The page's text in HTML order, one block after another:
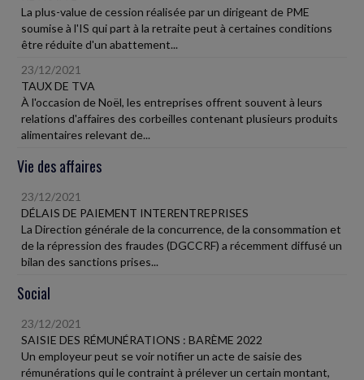
La plus-value de cession réalisée par un dirigeant de PME
soumise à l'IS qui part à la retraite peut à certaines conditions
être réduite d'un abattement...
23/12/2021
TAUX DE TVA
À l'occasion de Noël, les entreprises offrent souvent à leurs
relations d'affaires des corbeilles contenant plusieurs produits
alimentaires relevant de...
Vie des affaires
23/12/2021
DÉLAIS DE PAIEMENT INTERENTREPRISES
La Direction générale de la concurrence, de la consommation et
de la répression des fraudes (DGCCRF) a récemment diffusé un
bilan des sanctions prises...
Social
23/12/2021
SAISIE DES RÉMUNÉRATIONS : BARÈME 2022
Un employeur peut se voir notifier un acte de saisie des
rémunérations qui le contraint à prélever un certain montant,